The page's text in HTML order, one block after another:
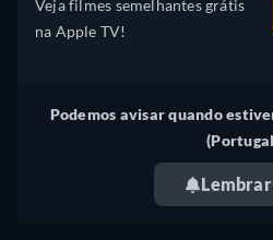
Veja filmes semelhantes grátis
na Apple TV!
Podemos avisar quando